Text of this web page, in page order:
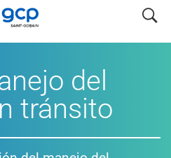
search
del
tránsito